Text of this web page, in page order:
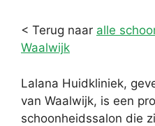
< Terug naar alle
Waalwijk
Lalana Huidkliniek,
van Waalwijk, is een
schoonheidssalon die